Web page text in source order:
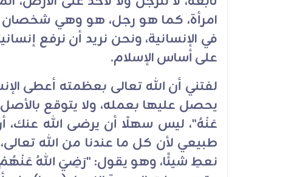
امرأة، كما هو رجل، هو وهي شخصان
في الإنسانية، ونحن نريد أن نرفع
على أساس الإسلام.
لفتني أن الله تعالى بعظمته أعطى
يحصل عليها بعمله، ولا يتوقع
عَنْهُ"، ليس سهلًا أن يرضى الله عنك،
طبيعي لأن كل ما عندنا من الله
نعطِ شيئًا، وهو يقول: "رَضِيَ اللهُ عَنْهُمْ